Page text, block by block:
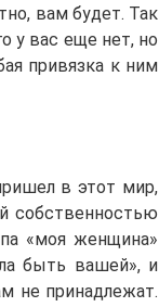
вам будет. Так
у вас еще нет, но
привязка к ним
в этот мир,
собственностью
«моя женщина»
быть вашей», и
не принадлежат.